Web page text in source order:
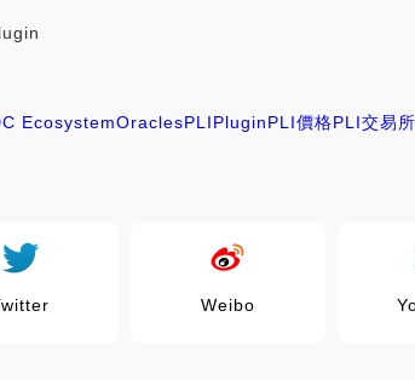
EcosystemOraclesPLIPluginPLI價格PLI交易所
Weibo